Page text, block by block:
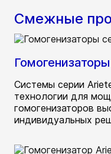
Смежные
Системы серии
технологии для
гомогенизаторов
индивидуальных